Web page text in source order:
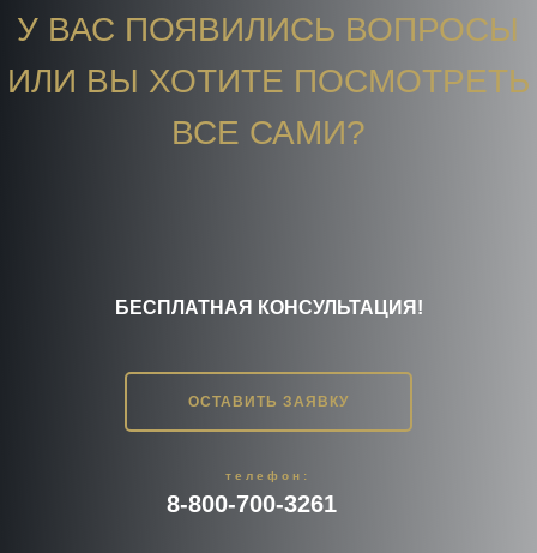
8-800-700-3261
телефон:
У ВАС ПОЯВИЛИСЬ ВОПРОСЫ
ИЛИ ВЫ ХОТИТЕ ПОСМОТРЕТЬ
ВСЕ САМИ?
БЕСПЛАТНАЯ КОНСУЛЬТАЦИЯ!
ОСТАВИТЬ ЗАЯВКУ